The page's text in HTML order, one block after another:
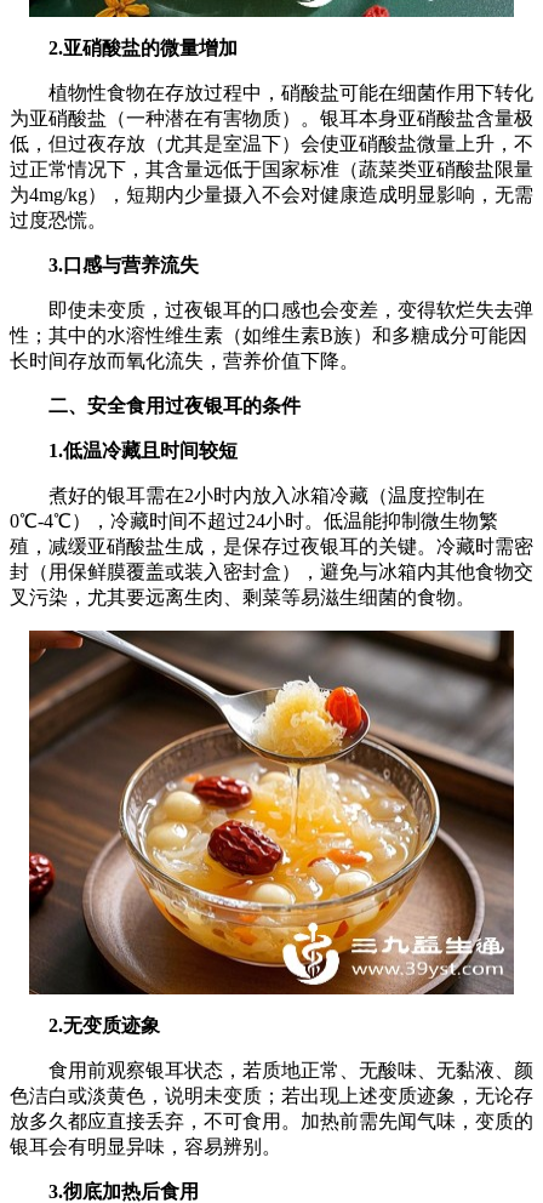
2.亚硝酸盐的微量增加
植物性食物在存放过程中，硝酸盐可能在细菌作用下转化
为亚硝酸盐（一种潜在有害物质）。银耳本身亚硝酸盐含量极
低，但过夜存放（尤其是室温下）会使亚硝酸盐微量上升，不
过正常情况下，其含量远低于国家标准（蔬菜类亚硝酸盐限量
为4mg/kg），短期内少量摄入不会对健康造成明显影响，无需
过度恐慌。
3.口感与营养流失
即使未变质，过夜银耳的口感也会变差，变得软烂失去弹
性；其中的水溶性维生素（如维生素B族）和多糖成分可能因
长时间存放而氧化流失，营养价值下降。
二、安全食用过夜银耳的条件
1.低温冷藏且时间较短
煮好的银耳需在2小时内放入冰箱冷藏（温度控制在
0℃-4℃），冷藏时间不超过24小时。低温能抑制微生物繁
殖，减缓亚硝酸盐生成，是保存过夜银耳的关键。冷藏时需密
封（用保鲜膜覆盖或装入密封盒），避免与冰箱内其他食物交
叉污染，尤其要远离生肉、剩菜等易滋生细菌的食物。
2.无变质迹象
食用前观察银耳状态，若质地正常、无酸味、无黏液、颜
色洁白或淡黄色，说明未变质；若出现上述变质迹象，无论存
放多久都应直接丢弃，不可食用。加热前需先闻气味，变质的
银耳会有明显异味，容易辨别。
3.彻底加热后食用